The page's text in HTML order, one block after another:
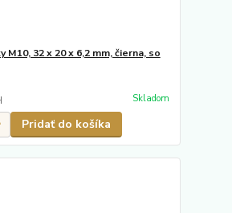
32 x 20 x 6,2 mm, čierna, so
Skladom
Pridať do košíka